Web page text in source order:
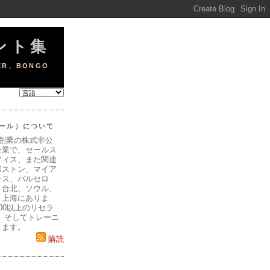
ト集
、BONGO
ル）について
業の株式非公
で、セールス
ス、また関連
トン、マイア
、バルセロ
北、ソウル、
海にありま
以上のリセラ
そしてトレーニ
す。
購読